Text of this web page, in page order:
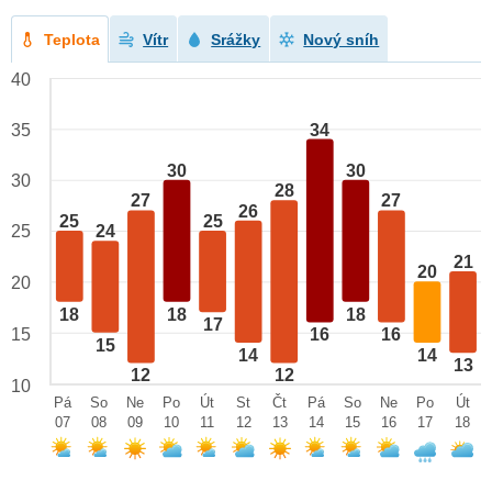
Teplota Vítr Srážky Nový sníh
25
18
24
15
27
12
30
18
25
17
26
14
28
12
34
16
30
18
27
16
20
14
21
13
40
35
30
25
20
15
10
Pá
07
So
08
Ne
09
Po
10
Út
11
St
12
Čt
13
Pá
14
So
15
Ne
16
Po
17
Út
18